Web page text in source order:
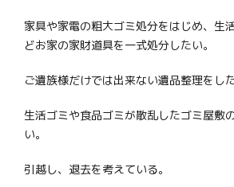
家具や家電の粗大ゴミ処分をはじめ、生
どお家の家財道具を一式処分したい。
ご遺族様だけでは出来ない遺品整理をした
生活ゴミや食品ゴミが散乱したゴミ屋敷
い。
引越し、退去を考えている。